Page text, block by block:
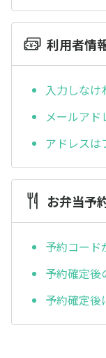
利用者情
入力しなけ
メールア
アドレスは
お弁当予
予約コード
予約確定後
予約確定後